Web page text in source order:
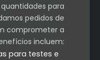
para
pedidos de
comprometer a
incluem:
para testes e